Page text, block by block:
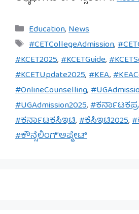
Categories
Education,News
Tags
#CETCollegeAdmission,
#KCET2025,#KCETGuide,
#KCETUpdate2025,#KEA,
#OnlineCounselling,
#UGAdmission2025,
#ಕರ್ನಾಟಕಸಿಇಟಿ,#ಕೆಸಿಇಟಿ2025,
#ಕೌನ್ಸೆಲಿಂಗ್’ಅಪ್ಡೇಟ್